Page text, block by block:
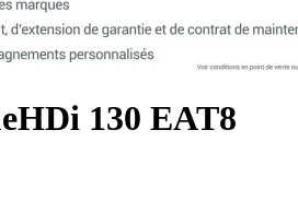
130 EAT8